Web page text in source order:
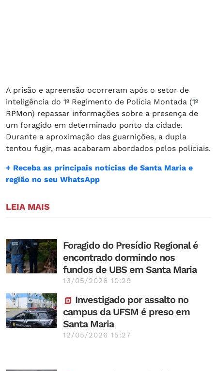
A prisão e apreensão ocorreram após o setor de
inteligência do 1º Regimento de Polícia Montada (1º
RPMon) repassar informações sobre a presença de
um foragido em determinado ponto da cidade.
Durante a aproximação das guarnições, a dupla
tentou fugir, mas acabaram abordados pelos policiais.
+ Receba as principais notícias de Santa Maria e
região no seu WhatsApp
LEIA MAIS
Foragido do Presídio Regional é
encontrado dormindo nos
fundos de UBS em Santa Maria
13/05/2026 10:29
Investigado por assalto no
campus da UFSM é preso em
Santa Maria
12/05/2026 15:27